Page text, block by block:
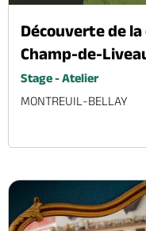
Découverte de
Champ-de-
Stage - Atelier
MONTREUIL-BELLAY